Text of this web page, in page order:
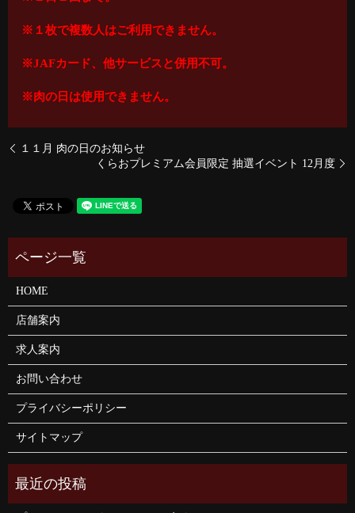
※１枚で複数人はご利用できません。
※JAFカード、他サービスと併用不可。
※肉の日は使用できません。
１１月 肉の日のお知らせ
くらおプレミアム会員限定 抽選イベント 12月度
HOME
店舗案内
求人案内
お問い合わせ
プライバシーポリシー
サイトマップ